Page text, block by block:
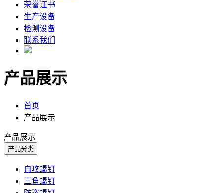
荣誉证书
生产设备
检测设备
联系我们
产品展示
首页
产品展示
产品展示
产品分类
自攻螺钉
三角螺钉